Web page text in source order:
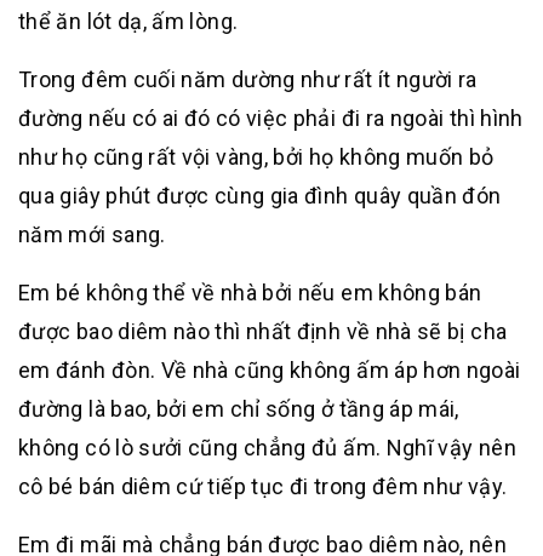
thể ăn lót dạ, ấm lòng.
Trong đêm cuối năm dường như rất ít người ra
đường nếu có ai đó có việc phải đi ra ngoài thì hình
như họ cũng rất vội vàng, bởi họ không muốn bỏ
qua giây phút được cùng gia đình quây quần đón
năm mới sang.
Em bé không thể về nhà bởi nếu em không bán
được bao diêm nào thì nhất định về nhà sẽ bị cha
em đánh đòn. Về nhà cũng không ấm áp hơn ngoài
đường là bao, bởi em chỉ sống ở tầng áp mái,
không có lò sưởi cũng chẳng đủ ấm. Nghĩ vậy nên
cô bé bán diêm cứ tiếp tục đi trong đêm như vậy.
Em đi mãi mà chẳng bán được bao diêm nào, nên